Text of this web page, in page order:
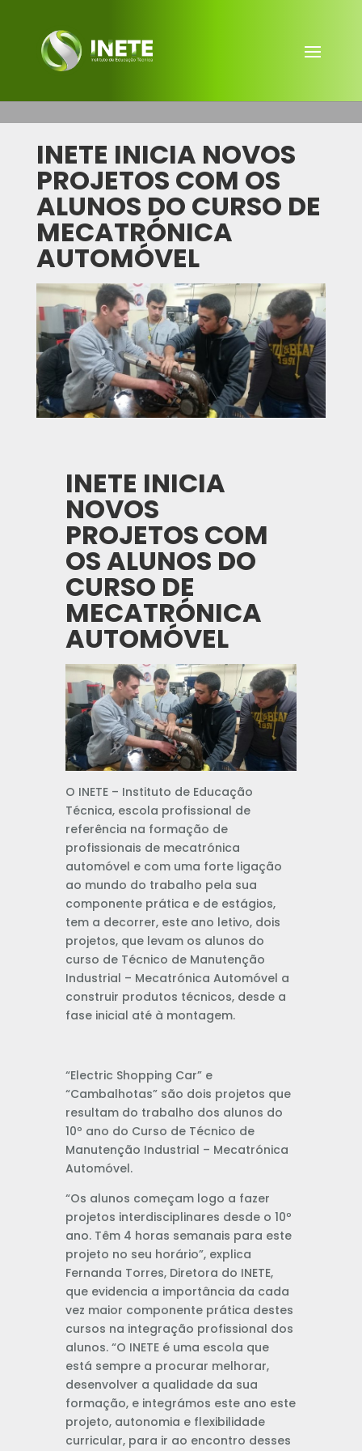
INETE INICIA NOVOS
PROJETOS COM OS
ALUNOS DO CURSO DE
MECATRÓNICA
AUTOMÓVEL
INETE INICIA
NOVOS
PROJETOS COM
OS ALUNOS DO
CURSO DE
MECATRÓNICA
AUTOMÓVEL
O INETE – Instituto de Educação
Técnica, escola profissional de
referência na formação de
profissionais de mecatrónica
automóvel e com uma forte ligação
ao mundo do trabalho pela sua
componente prática e de estágios,
tem a decorrer, este ano letivo, dois
projetos, que levam os alunos do
curso de Técnico de Manutenção
Industrial – Mecatrónica Automóvel a
construir produtos técnicos, desde a
fase inicial até à montagem.
“Electric Shopping Car” e
“Cambalhotas” são dois projetos que
resultam do trabalho dos alunos do
10º ano do Curso de Técnico de
Manutenção Industrial – Mecatrónica
Automóvel.
“Os alunos começam logo a fazer
projetos interdisciplinares desde o 10º
ano. Têm 4 horas semanais para este
projeto no seu horário”, explica
Fernanda Torres, Diretora do INETE,
que evidencia a importância da cada
vez maior componente prática destes
cursos na integração profissional dos
alunos. “O INETE é uma escola que
está sempre a procurar melhorar,
desenvolver a qualidade da sua
formação, e integrámos este ano este
projeto, autonomia e flexibilidade
curricular, para ir ao encontro desses